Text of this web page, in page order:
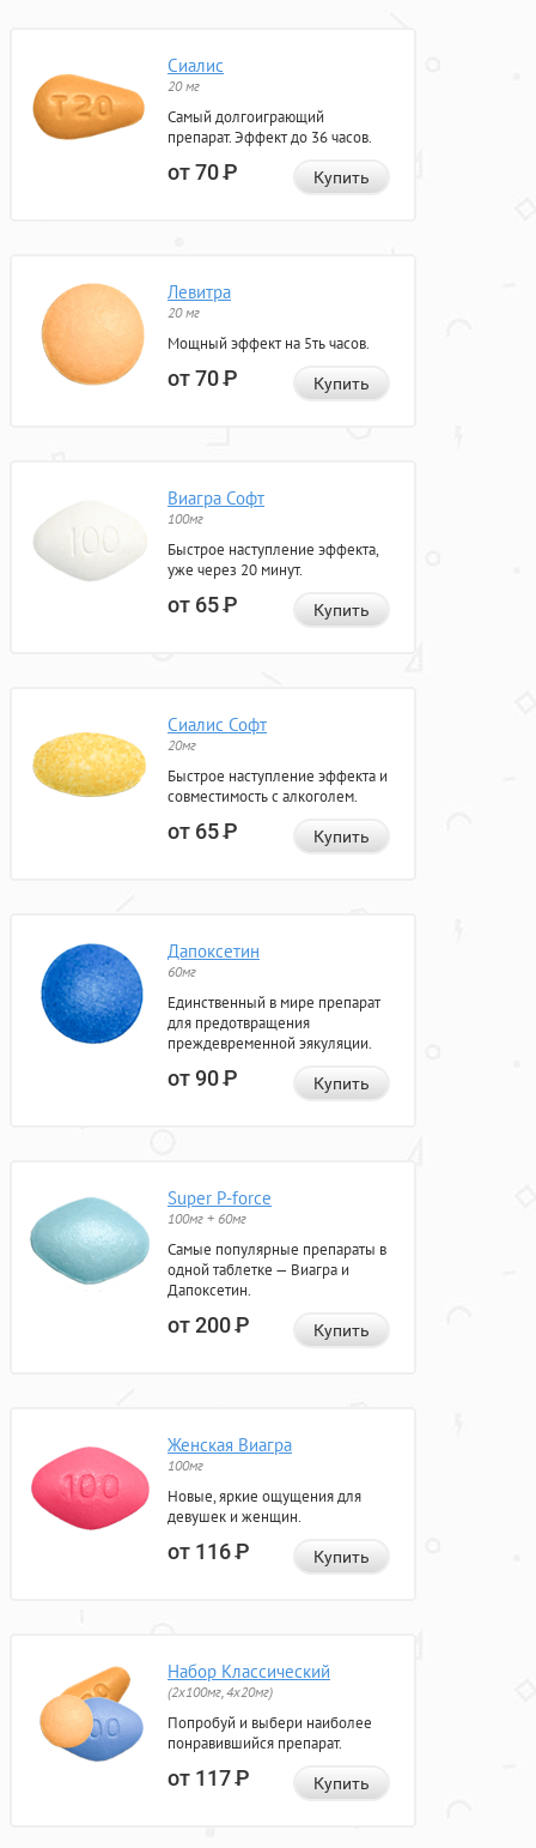
Сиалис
20 мг
Самый долгоиграющий
препарат. Эффект до 36 часов.
от 70Р Купить
Левитра
20 мг
Мощный эффект на 5ть часов.
от 70Р Купить
Виагра Софт
100мг
Быстрое наступление эффекта,
уже через 20 минут.
от 65Р Купить
Сиалис Софт
20мг
Быстрое наступление эффекта и
совместимость с алкоголем.
от 65Р Купить
Дапоксетин
60мг
Единственный в мире препарат
для предотвращения
преждевременной эякуляции.
от 90Р Купить
Super P-force
100мг + 60мг
Самые популярные препараты в
одной таблетке — Виагра и
Дапоксетин.
от 200Р Купить
Женская Виагра
100мг
Новые, яркие ощущения для
девушек и женщин.
от 116Р Купить
Набор Классический
(2x100мг, 4x20мг)
Попробуй и выбери наиболее
понравившийся препарат.
от 117Р Купить